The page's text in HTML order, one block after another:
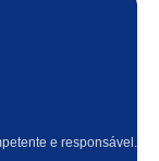
e responsável.